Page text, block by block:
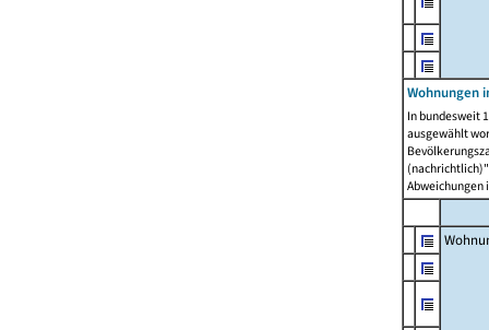
Wohnungen
In bundesweit
ausgewählt
Abweichungen